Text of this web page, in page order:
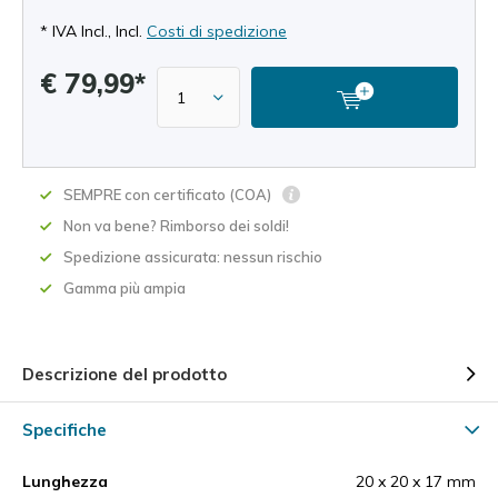
* IVA Incl., Incl. Costi di spedizione
€ 79,99*
SEMPRE con certificato (COA)
Non va bene? Rimborso dei soldi!
Spedizione assicurata: nessun rischio
Gamma più ampia
Descrizione del prodotto
Specifiche
Lunghezza 20 x 20 x 17 mm